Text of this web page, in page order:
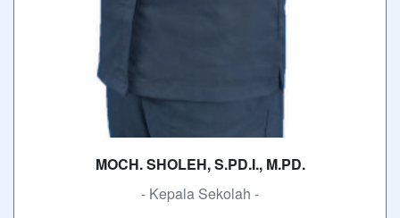
MOCH. SHOLEH, S.PD.I., M.PD.
- Kepala Sekolah -